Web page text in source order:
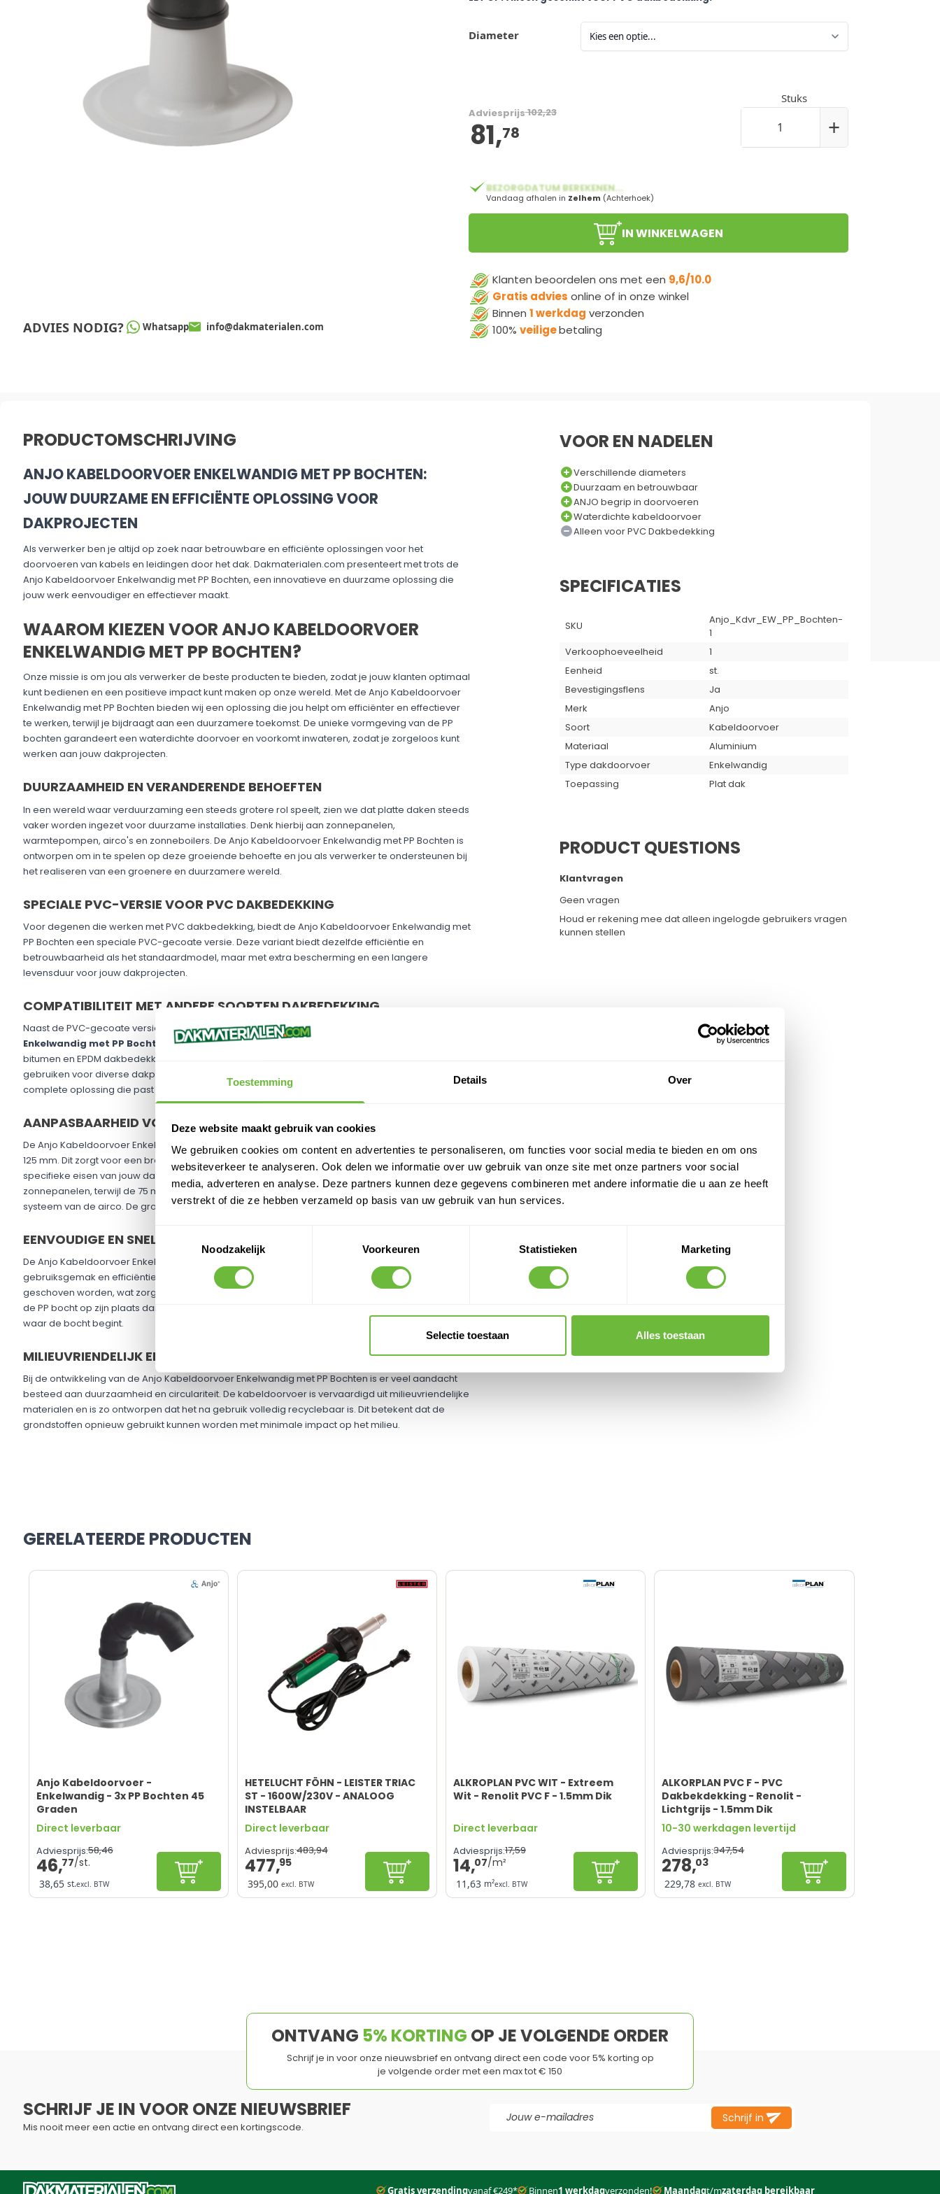
Toestemming Details Over
Deze website maakt gebruik van cookies
We gebruiken cookies om content en advertenties te personaliseren, om functies voor social media te bieden en om ons
websiteverkeer te analyseren. Ook delen we informatie over uw gebruik van onze site met onze partners voor social
media, adverteren en analyse. Deze partners kunnen deze gegevens combineren met andere informatie die u aan ze heeft
verstrekt of die ze hebben verzameld op basis van uw gebruik van hun services.
Noodzakelijk
Voorkeuren Statistieken Marketing
Selectie toestaan Alles toestaan
ADVIES NODIG? Whatsapp info@dakmaterialen.com
Diameter
Adviesprijs102,23
vanaf:
81,78
Stuks
+
BEZORGDATUM BEREKENEN...
Vandaag afhalen in Zelhem (Achterhoek)
IN WINKELWAGEN
Klanten beoordelen ons met een 9,6/10.0
Gratis advies online of in onze winkel
Binnen 1 werkdag verzonden
100% veiligebetaling
VOOR EN NADELEN
Verschillende diameters
Duurzaam en betrouwbaar
ANJO begrip in doorvoeren
Waterdichte kabeldoorvoer
Alleen voor PVC Dakbedekking
SPECIFICATIES
SKU
Anjo_Kdvr_EW_PP_Bochten-
1
Verkoophoeveelheid
1
Eenheid
st.
Bevestigingsflens
Ja
Merk
Anjo
Soort
Kabeldoorvoer
Materiaal
Aluminium
Type dakdoorvoer
Enkelwandig
Toepassing
Plat dak
PRODUCT QUESTIONS
Klantvragen
Geen vragen
Houd er rekening mee dat alleen ingelogde gebruikers vragen
kunnen stellen
PRODUCTOMSCHRIJVING
ANJO KABELDOORVOER ENKELWANDIG MET PP BOCHTEN:
JOUW DUURZAME EN EFFICIËNTE OPLOSSING VOOR
DAKPROJECTEN
Als verwerker ben je altijd op zoek naar betrouwbare en efficiënte oplossingen voor het
doorvoeren van kabels en leidingen door het dak. Dakmaterialen.com presenteert met trots de
Anjo Kabeldoorvoer Enkelwandig met PP Bochten, een innovatieve en duurzame oplossing die
jouw werk eenvoudiger en effectiever maakt.
WAAROM KIEZEN VOOR ANJO KABELDOORVOER
ENKELWANDIG MET PP BOCHTEN?
Onze missie is om jou als verwerker de beste producten te bieden, zodat je jouw klanten optimaal
kunt bedienen en een positieve impact kunt maken op onze wereld. Met de Anjo Kabeldoorvoer
Enkelwandig met PP Bochten bieden wij een oplossing die jou helpt om efficiënter en effectiever
te werken, terwijl je bijdraagt aan een duurzamere toekomst. De unieke vormgeving van de PP
bochten garandeert een waterdichte doorvoer en voorkomt inwateren, zodat je zorgeloos kunt
werken aan jouw dakprojecten.
DUURZAAMHEID EN VERANDERENDE BEHOEFTEN
In een wereld waar verduurzaming een steeds grotere rol speelt, zien we dat platte daken steeds
vaker worden ingezet voor duurzame installaties. Denk hierbij aan zonnepanelen,
warmtepompen, airco's en zonneboilers. De Anjo Kabeldoorvoer Enkelwandig met PP Bochten is
ontworpen om in te spelen op deze groeiende behoefte en jou als verwerker te ondersteunen bij
het realiseren van een groenere en duurzamere wereld.
SPECIALE PVC-VERSIE VOOR PVC DAKBEDEKKING
Voor degenen die werken met PVC dakbedekking, biedt de Anjo Kabeldoorvoer Enkelwandig met
PP Bochten een speciale PVC-gecoate versie. Deze variant biedt dezelfde efficiëntie en
betrouwbaarheid als het standaardmodel, maar met extra bescherming en een langere
levensduur voor jouw dakprojecten.
COMPATIBILITEIT MET ANDERE SOORTEN DAKBEDEKKING
Naast de PVC-gecoate versie is er een andere versie beschikbaar, deze
Enkelwandig met PP Bochten
ook beschikbaar voor andere soorten dakbedekking zoals
bitumen en EPDM dakbedekking. Dankzij het veelzijdige ontwerp kun je deze kabeldoorvoer
gebruiken voor diverse dakprojecten, ongeacht het type dakbedekking. Zo bieden wij een
complete oplossing die past bij jouw specifieke behoeften en wensen.
AANPASBAARHEID VOOR VERSCHILLENDE DIAMETERS
De Anjo Kabeldoorvoer Enkelwandig met PP Bochten is verkrijgbaar in vier diameters: 50, 75, 110 en
125 mm. Dit zorgt voor een breed scala aan toepassingsmogelijkheden, afhankelijk van de
specifieke eisen van jouw dakproject. De 50 mm diameter is bijvoorbeeld ideaal voor kabels van
zonnepanelen, terwijl de 75 mm diameter geschikt is voor de leidingen van een enkel split-
systeem van de airco. De grotere maten zijn perfect voor meerdere systemen op het dak.
EENVOUDIGE EN SNELLE MONTAGE
De Anjo Kabeldoorvoer Enkelwandig met PP Bochten is ontworpen met het oog op
gebruiksgemak en efficiëntie. De drie 45° bochten kunnen onafhankelijk van elkaar over de kabel
geschoven worden, wat zorgt voor een praktische en snelle montage. Bovendien blijft de mof van
de PP bocht op zijn plaats dankzij de cilindrische vorm van de geforceerde plakplaat op de plek
waar de bocht begint.
MILIEUVRIENDELIJK EN CIRCULAIR ONTWERP
Bij de ontwikkeling van de Anjo Kabeldoorvoer Enkelwandig met PP Bochten is er veel aandacht
besteed aan duurzaamheid en circulariteit. De kabeldoorvoer is vervaardigd uit milieuvriendelijke
materialen en is zo ontworpen dat het na gebruik volledig recyclebaar is. Dit betekent dat de
grondstoffen opnieuw gebruikt kunnen worden met minimale impact op het milieu.
GERELATEERDE PRODUCTEN
Anjo Kabeldoorvoer -
Enkelwandig - 3x PP Bochten 45
Graden
Direct leverbaar
Adviesprijs:58,46
46,77
38,65 st.excl. BTW
Configureren
HETELUCHT FÖHN - LEISTER TRIAC
ST - 1600W/230V - ANALOOG
INSTELBAAR
Direct leverbaar
Adviesprijs:483,94
477,95
395,00 excl. BTW
In winkelwagen
ALKROPLAN PVC WIT - Extreem
Wit - Renolit PVC F - 1.5mm Dik
Direct leverbaar
Adviesprijs:17,59
14,07
11,63 m²excl. BTW
Configureren
ALKORPLAN PVC F - PVC
Dakbekdekking - Renolit -
Lichtgrijs - 1.5mm Dik
10-30 werkdagen levertijd
Adviesprijs:347,54
278,03
229,78 excl. BTW
Configureren
ONTVANG 5% KORTING OP JE VOLGENDE ORDER
Schrijf je in voor onze nieuwsbrief en ontvang direct een code voor 5% korting op
je volgende order met een max tot € 150
SCHRIJF JE IN VOOR ONZE NIEUWSBRIEF
Mis nooit meer een actie en ontvang direct een kortingscode.
Schrijf in
Gratis verzendingvanaf €249* Binnen1 werkdagverzonden! Maandagt/mzaterdag bereikbaar